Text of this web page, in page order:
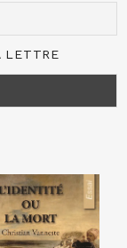
LETTRE